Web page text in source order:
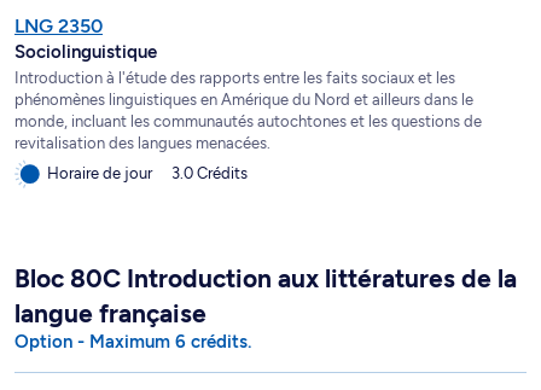
LNG 2350
Sociolinguistique
Introduction à l'étude des rapports entre les faits sociaux et les
phénomènes linguistiques en Amérique du Nord et ailleurs dans le
monde, incluant les communautés autochtones et les questions de
revitalisation des langues menacées.
Horaire de jour
3.0 Crédits
Bloc 80C Introduction aux littératures de la
langue française
Option - Maximum 6 crédits.